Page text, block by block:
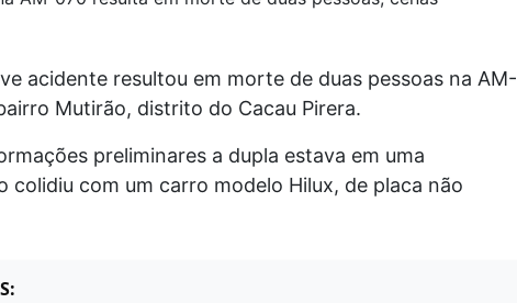
acidente resultou em morte de duas pessoas na AM-
Mutirão, distrito do Cacau Pirera.
preliminares a dupla estava em uma
colidiu com um carro modelo Hilux, de placa não